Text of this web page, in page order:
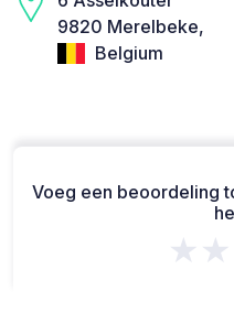
9820 Merelbeke,
Belgium
Voeg een beoordeling